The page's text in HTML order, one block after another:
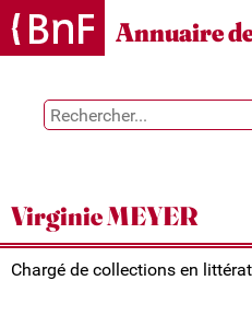
Gestion des cookies
Annuaire
Virginie MEYER
Chargé de collections en